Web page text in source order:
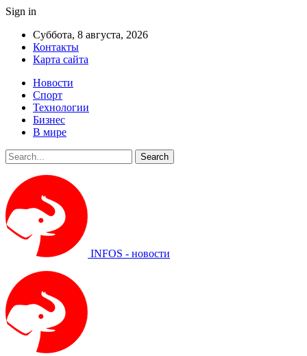
Sign in
Суббота, 8 августа, 2026
Контакты
Карта сайта
Новости
Спорт
Технологии
Бизнес
В мире
INFOS - новости